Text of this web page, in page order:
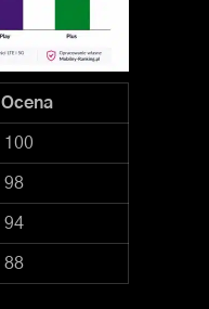
Ocena
100
98
94
88